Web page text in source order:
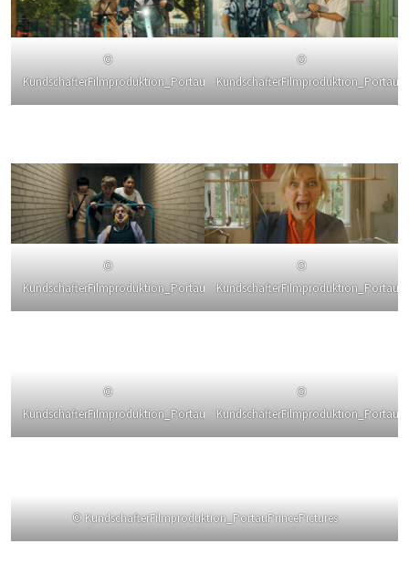
©
KundschafterFilmproduktion_PortauPrincePictures
©
©
KundschafterFilmproduktion_PortauPrincePictures
©
©
KundschafterFilmproduktion_PortauPrincePictures
©
© KundschafterFilmproduktion_PortauPrincePictures